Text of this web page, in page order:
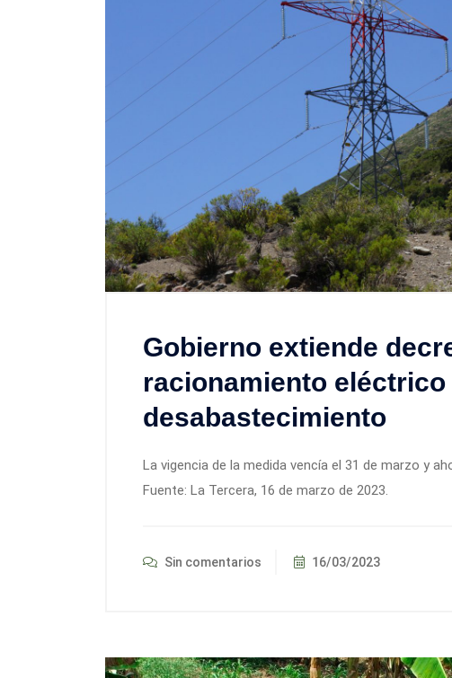
Gobierno extiende
racionamiento
desabastecimiento
La vigencia de la medida vencía el 31 de marzo y
Fuente: La Tercera, 16 de marzo de 2023.
Sin comentarios 16/03/2023